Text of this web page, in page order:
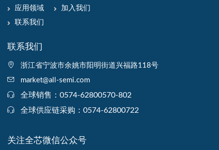
应用领域
加入我们
联系我们
联系我们
浙江省宁波市余姚市阳明街道兴福路118号
market@all-semi.com
全球销售：0574-62800570-802
全球供应链采购：0574-62800722
关注全芯微信公众号